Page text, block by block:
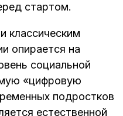
стартом.
опирается на
социальной
«цифровую
подростков
естественной